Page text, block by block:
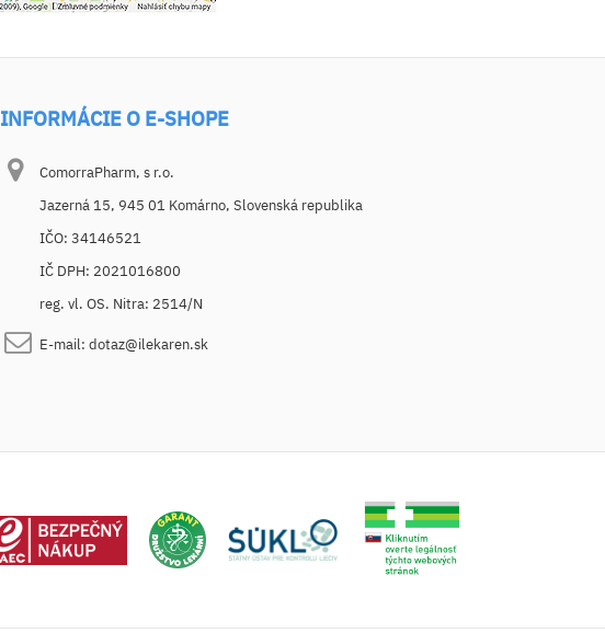
INFORMÁCIE O E-SHOPE
ComorraPharm, s r.o.
Jazerná 15, 945 01 Komárno, Slovenská republika
IČO: 34146521
IČ DPH: 2021016800
reg. vl. OS. Nitra: 2514/N
E-mail: dotaz@ilekaren.sk